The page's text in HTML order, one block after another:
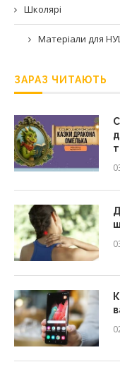
Школярі
Матеріали для
ЗАРАЗ ЧИТАЮТЬ